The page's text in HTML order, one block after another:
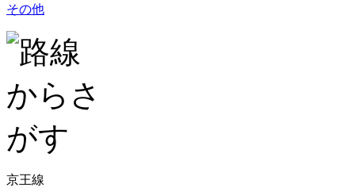
その他
京王線